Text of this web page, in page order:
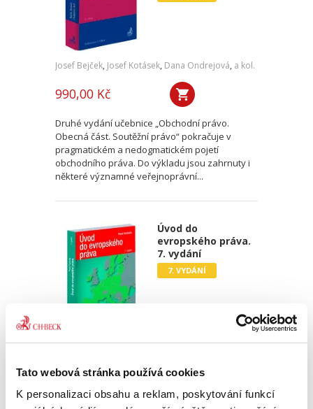
Tato webová stránka používá cookies
K personalizaci obsahu a reklam, poskytování funkcí
Josef Bejček, Josef Kotásek, Dana Ondrejová, a kol.
990,00 Kč
Druhé vydání učebnice „Obchodní právo.
Obecná část. Soutěžní právo“ pokračuje v
pragmatickém a nedogmatickém pojetí
obchodního práva. Do výkladu jsou zahrnuty i
některé významné veřejnoprávní...
Úvod do
evropského práva.
7. vydání
7. VYDÁNÍ